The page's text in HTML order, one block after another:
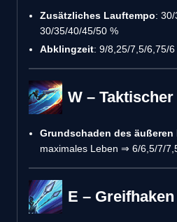
Zusätzliches Lauftempo:
30/35/40/45/50 %
Abklingzeit: 9/8,25/7,5/6,75/
W –
Grundschaden des äußeren
maximales Leben ⇒ 6/6,5/7/
E – Greifhaken